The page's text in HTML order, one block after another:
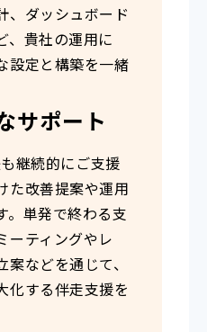
、ダッシュボード
、貴社の運用に
設定と構築を一緒
サポート
継続的にご支援
た改善提案や運用
。単発で終わる支
ーティングやレ
などを通じて、
化する伴走支援を